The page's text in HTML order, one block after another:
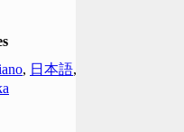
, 日本語,